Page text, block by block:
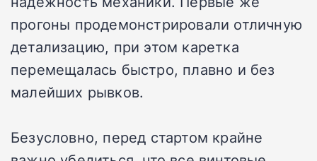
прогоны продемонстрировали отличную
детализацию, при этом каретка
перемещалась быстро, плавно и без
малейших рывков.
Безусловно, перед стартом крайне